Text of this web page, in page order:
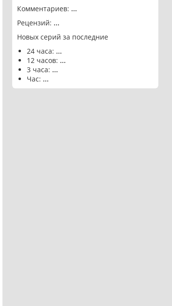
Комментариев: ...
Рецензий: ...
Новых серий за последние
24 часа: ...
12 часов: ...
3 часа: ...
Час: ...